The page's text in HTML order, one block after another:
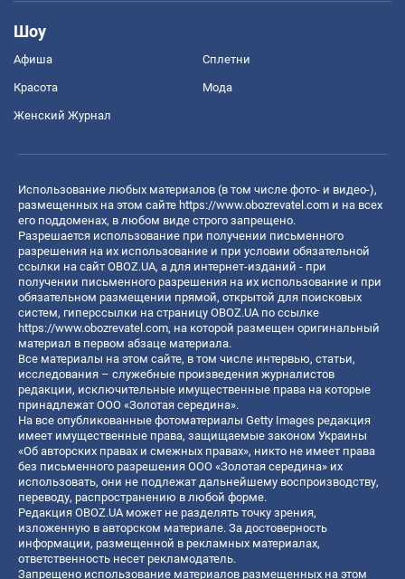
Шоу
Афиша Сплетни
Красота Мода
Женский Журнал
Использование любых материалов (в том числе фото- и видео-),
размещенных на этом сайте https://www.obozrevatel.com и на всех
его поддоменах, в любом виде строго запрещено.
Разрешается использование при получении письменного
разрешения на их использование и при условии обязательной
ссылки на сайт OBOZ.UA, а для интернет-изданий - при
получении письменного разрешения на их использование и при
обязательном размещении прямой, открытой для поисковых
систем, гиперссылки на страницу OBOZ.UA по ссылке
https://www.obozrevatel.com, на которой размещен оригинальный
материал в первом абзаце материала.
Все материалы на этом сайте, в том числе интервью, статьи,
исследования – служебные произведения журналистов
редакции, исключительные имущественные права на которые
принадлежат ООО «Золотая середина».
На все опубликованные фотоматериалы Getty Images редакция
имеет имущественные права, защищаемые законом Украины
«Об авторских правах и смежных правах», никто не имеет права
без письменного разрешения ООО «Золотая середина» их
использовать, они не подлежат дальнейшему воспроизводству,
переводу, распространению в любой форме.
Редакция OBOZ.UA может не разделять точку зрения,
изложенную в авторском материале. За достоверность
информации, размещенной в рекламных материалах,
ответственность несет рекламодатель.
Запрещено использование материалов размещенных на этом